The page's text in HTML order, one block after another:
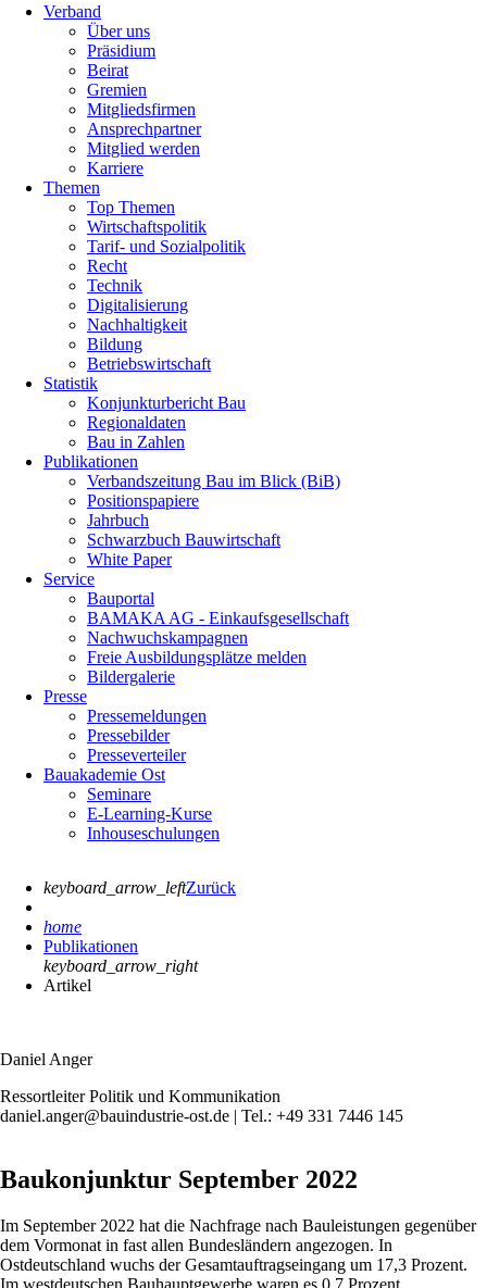
Verband
Über uns
Präsidium
Beirat
Gremien
Mitgliedsfirmen
Ansprechpartner
Mitglied werden
Karriere
Themen
Top Themen
Wirtschaftspolitik
Tarif- und Sozialpolitik
Recht
Technik
Digitalisierung
Nachhaltigkeit
Bildung
Betriebswirtschaft
Statistik
Konjunkturbericht Bau
Regionaldaten
Bau in Zahlen
Publikationen
Verbandszeitung Bau im Blick (BiB)
Positionspapiere
Jahrbuch
Schwarzbuch Bauwirtschaft
White Paper
Service
Bauportal
BAMAKA AG - Einkaufsgesellschaft
Nachwuchskampagnen
Freie Ausbildungsplätze melden
Bildergalerie
Presse
Pressemeldungen
Pressebilder
Presseverteiler
Bauakademie Ost
Seminare
E-Learning-Kurse
Inhouseschulungen
keyboard_arrow_leftZurück
home
Publikationen
keyboard_arrow_right
Artikel
Daniel Anger
Ressortleiter Politik und Kommunikation
daniel.anger@bauindustrie-ost.de | Tel.: +49 331 7446 145
Baukonjunktur September 2022
Im September 2022 hat die Nachfrage nach Bauleistungen gegenüber
dem Vormonat in fast allen Bundesländern angezogen. In
Ostdeutschland wuchs der Gesamtauftragseingang um 17,3 Prozent.
Im westdeutschen Bauhauptgewerbe waren es 0,7 Prozent.